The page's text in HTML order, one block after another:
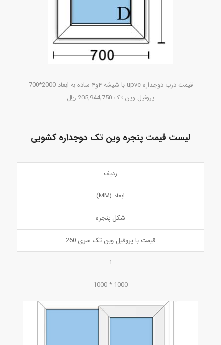
قیمت درب دوجداره upvc با شیشه ۴و۴ ساده به ابعاد 2000*700
پروفیل وین تک 205,944,750 ريال
لیست قیمت پنجره وین تک دوجداره کشویی
ردیف
ابعاد (MM)
شکل پنجره
قیمت با پروفیل وین تک سری 260
1
1000 * 1000